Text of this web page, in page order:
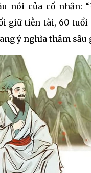
nói của cổ nhȃn:
giữ tiḕn tài, 60 tuổi
ý nghĩa thȃm sȃu